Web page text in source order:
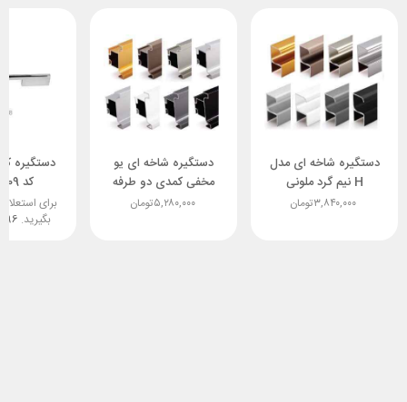
دستگیره شاخه ای مدل
H نیم گرد ملونی
۳,۸۴۰,۰۰۰تومان
دستگیره شاخه ای یو
مخفی کمدی دو طرفه
ملونی
۵,۲۸۰,۰۰۰تومان
دستگیره
کد 109 ملونی
برای
بگیرید.